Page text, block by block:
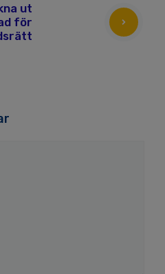
ut
för